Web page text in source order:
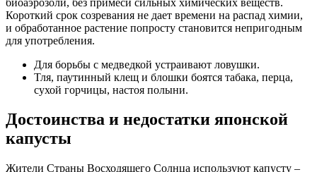
Короткий срок созревания не дает времени на распад химии,
и обработанное растение попросту становится непригодным
для употребления.
Для борьбы с медведкой устраивают ловушки.
Тля, паутинный клещ и блошки боятся табака, перца,
сухой горчицы, настоя полыни.
Достоинства и недостатки японской
капусты
Жители Страны Восходящего Солнца используют капусту –